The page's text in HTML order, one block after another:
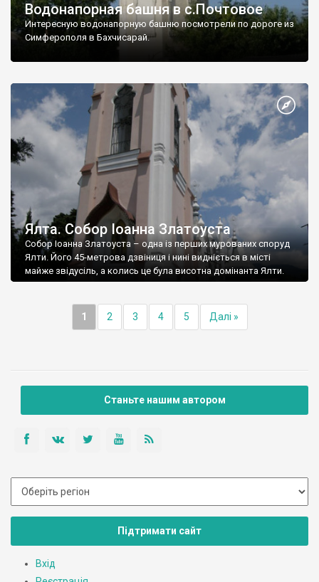
Водонапорная башня в с.Почтовое
Интересную водонапорную башню посмотрели по дороге из
Симферополя в Бахчисарай.
Ялта. Собор Іоанна Златоуста
Собор Іоанна Златоуста – одна із перших мурованих споруд
Ялти. Його 45-метрова дзвіниця і нині видніється в місті
майже звідусіль, а колись це була висотна домінанта Ялти.
1 2 3 4 5 Далі »
Станьте нашим автором
Підтримати сайт
Вхід